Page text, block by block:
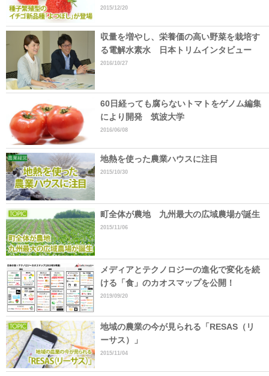
2015/12/20
収量を増やし、栄養価の高い野菜を栽培す
る電解水素水 日本トリムインタビュー
2016/10/27
60日経っても腐らないトマトをゲノム編集
により開発 筑波大学
2016/06/08
地熱を使った農業ハウスに注目
2015/10/30
町全体が農地 九州最大の広域農場が誕生
2015/11/06
メディアとテクノロジーの進化で変化を続
ける「食」のカオスマップを公開！
2019/09/20
地域の農業の今が見られる「RESAS（リ
ーサス）」
2015/11/04